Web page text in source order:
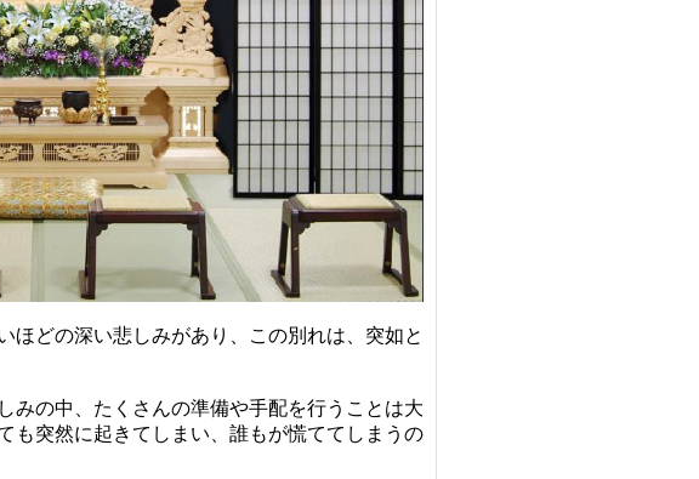
ほどの深い悲しみがあり、この別れは、突如と
みの中、たくさんの準備や手配を行うことは大
も突然に起きてしまい、誰もが慌ててしまうの